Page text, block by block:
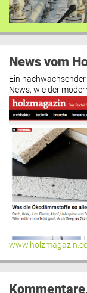
News vom
Ein
News, wie der